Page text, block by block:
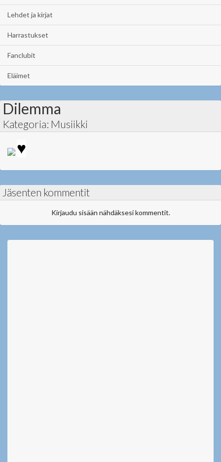
Lehdet ja kirjat
Harrastukset
Fanclubit
Eläimet
Dilemma
Kategoria: Musiikki
♥
Jäsenten kommentit
Kirjaudu sisään nähdäksesi kommentit.